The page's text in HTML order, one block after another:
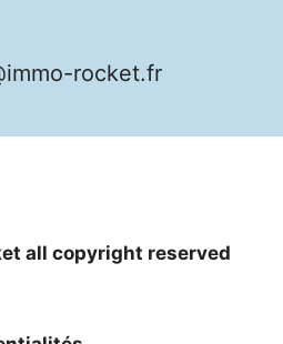
rocket.fr
all copyright reserved